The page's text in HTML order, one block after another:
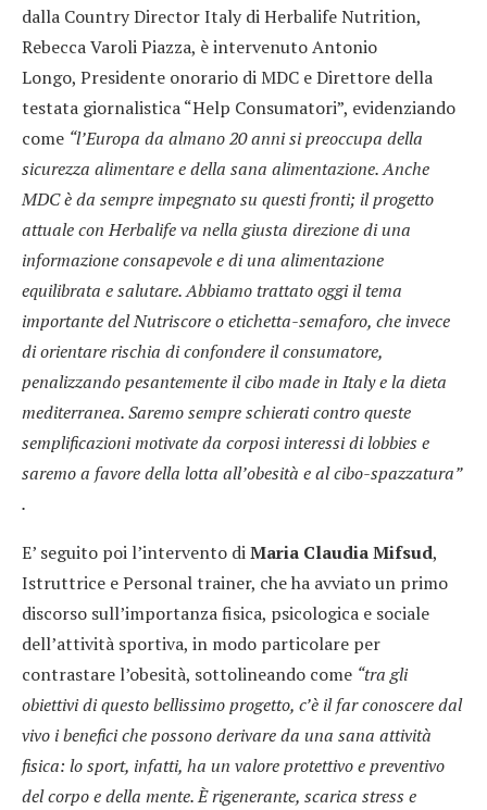
dalla Country Director Italy di Herbalife Nutrition,
Rebecca Varoli Piazza, è intervenuto Antonio
Longo, Presidente onorario di MDC e Direttore della
testata giornalistica “Help Consumatori”, evidenziando
come “l’Europa da almano 20 anni si preoccupa della
sicurezza alimentare e della sana alimentazione. Anche
MDC è da sempre impegnato su questi fronti; il progetto
attuale con Herbalife va nella giusta direzione di una
informazione consapevole e di una alimentazione
equilibrata e salutare. Abbiamo trattato oggi il tema
importante del Nutriscore o etichetta-semaforo, che invece
di orientare rischia di confondere il consumatore,
penalizzando pesantemente il cibo made in Italy e la dieta
mediterranea. Saremo sempre schierati contro queste
semplificazioni motivate da corposi interessi di lobbies e
saremo a favore della lotta all’obesità e al cibo-spazzatura”
.
E’ seguito poi l’intervento diMaria Claudia Mifsud,
Istruttrice e Personal trainer, che ha avviato un primo
discorso sull’importanza fisica, psicologica e sociale
dell’attività sportiva, in modo particolare per
contrastare l’obesità, sottolineando come “tra gli
obiettivi di questo bellissimo progetto, c’è il far conoscere dal
vivo i benefici che possono derivare da una sana attività
fisica: lo sport, infatti, ha un valore protettivo e preventivo
del corpo e della mente. È rigenerante, scarica stress e